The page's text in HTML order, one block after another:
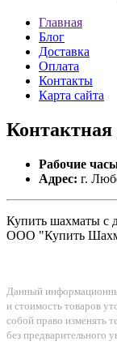
Главная
Блог
Доставка
Оплата
Контакты
Карта сайта
Контактная
Рабочие
Адрес: г.
Купить шахматы с
ООО "Купить
Данный
и стоимость товаров
собой право изменять
без предварительного